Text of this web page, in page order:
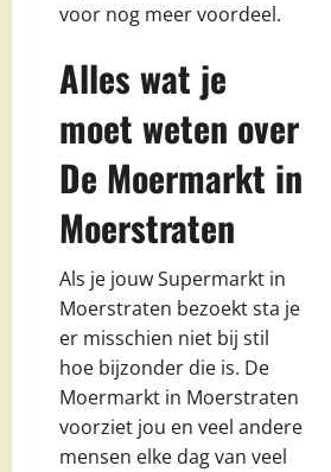
voor nog meer voordeel.
Alles wat je
moet weten over
De Moermarkt in
Moerstraten
Als je jouw Supermarkt in
Moerstraten bezoekt sta je
er misschien niet bij stil
hoe bijzonder die is. De
Moermarkt in Moerstraten
voorziet jou en veel andere
mensen elke dag van veel